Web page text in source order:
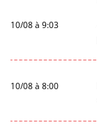
10/08 à 9:03
10/08 à 8:00